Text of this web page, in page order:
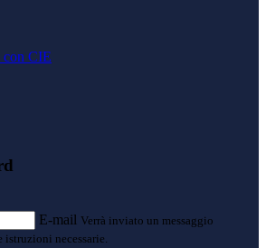
con CIE
E-mail Verrà inviato un messaggio
necessarie.